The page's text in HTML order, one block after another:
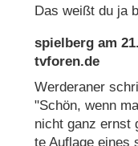
Das weißt du ja
spielberg am
tvforen.de
Werderaner
"Schön, wenn
nicht ganz ernst
te Auflage eines